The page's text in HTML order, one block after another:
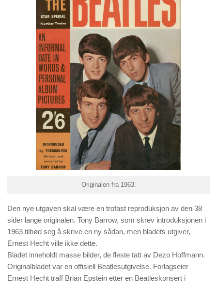
Originalen fra 1963.
Den nye utgaven skal være en trofast reproduksjon av den 38
sider lange originalen. Tony Barrow, som skrev introduksjonen i
1963 tilbød seg å skrive en ny sådan, men bladets utgiver,
Ernest Hecht ville ikke dette.
Bladet inneholdt masse bilder, de fleste tatt av Dezo Hoffmann.
Originalbladet var en offisiell Beatlesutgivelse. Forlagseier
Ernest Hecht traff Brian Epstein etter en Beatleskonsert i